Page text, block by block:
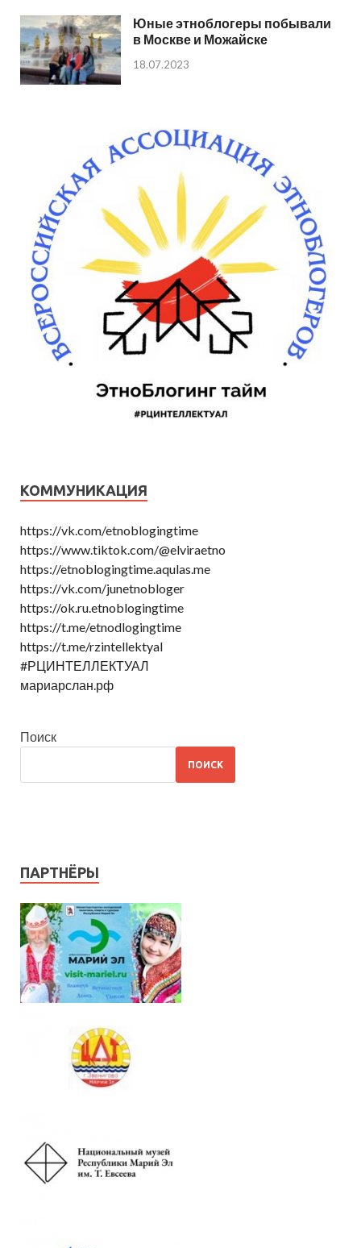
Юные этноблогеры побывали
в Москве и Можайске
18.07.2023
КОММУНИКАЦИЯ
https://vk.com/etnoblogingtime
https://www.tiktok.com/@elviraetno
https://etnoblogingtime.aqulas.me
https://vk.com/junetnobloger
https://ok.ru.etnoblogingtime
https://t.me/etnodlogingtime
https://t.me/rzintellektyal
#РЦИНТЕЛЛЕКТУАЛ
мариарслан.рф
Поиск
ПОИСК
ПАРТНЁРЫ